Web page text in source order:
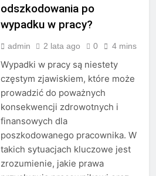
odszkodowania po
wypadku w pracy?
admin 2 lata ago 0 4 mins
Wypadki w pracy są niestety
częstym zjawiskiem, które może
prowadzić do poważnych
konsekwencji zdrowotnych i
finansowych dla
poszkodowanego pracownika. W
takich sytuacjach kluczowe jest
zrozumienie, jakie prawa